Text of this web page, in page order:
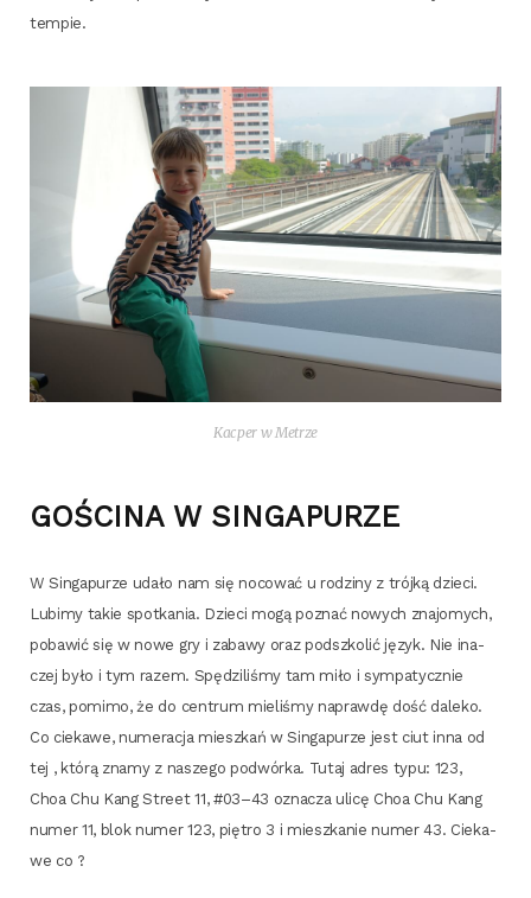
tempie.
Kac­per w Metrze
GOŚCINA W SINGAPURZE
W Sin­ga­pu­rze uda­ło nam się noco­wać u rodzi­ny z trój­ką dzie­ci.
Lubi­my takie spo­tka­nia. Dzie­ci mogą poznać nowych zna­jo­mych,
poba­wić się w nowe gry i zaba­wy oraz pod­szko­lić język. Nie ina­
czej było i tym razem. Spę­dzi­li­śmy tam miło i sym­pa­tycz­nie
czas, pomi­mo, że do cen­trum mie­li­śmy napraw­dę dość dale­ko.
Co cie­ka­we, nume­ra­cja miesz­kań w Sin­ga­pu­rze jest ciut inna od
tej , któ­rą zna­my z nasze­go podwór­ka. Tutaj adres typu: 123,
Choa Chu Kang Stre­et 11, #03–43 ozna­cza uli­cę Choa Chu Kang
numer 11, blok numer 123, pię­tro 3 i miesz­ka­nie numer 43. Cie­ka­
we co ?